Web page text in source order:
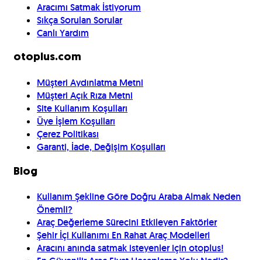
Aracımı Satmak İstiyorum
Sıkça Sorulan Sorular
Canlı Yardım
otoplus.com
Müşteri Aydınlatma Metni
Müşteri Açık Rıza Metni
Site Kullanım Koşulları
Üye İşlem Koşulları
Çerez Politikası
Garanti, İade, Değişim Koşulları
Blog
Kullanım Şekline Göre Doğru Araba Almak Neden
Önemli?
Araç Değerleme Sürecini Etkileyen Faktörler
Şehir İçi Kullanımı En Rahat Araç Modelleri
Aracını anında satmak isteyenler için otoplus!